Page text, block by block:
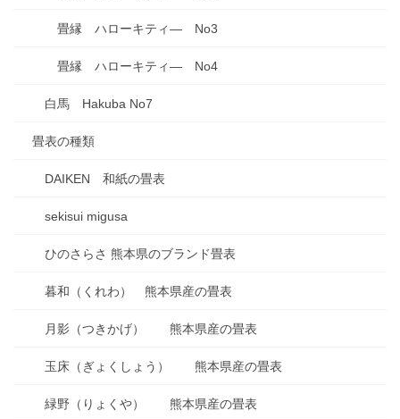
畳縁 ハローキティ― No3
畳縁 ハローキティ― No4
白馬 Hakuba No7
畳表の種類
DAIKEN 和紙の畳表
sekisui migusa
ひのさらさ 熊本県のブランド畳表
暮和（くれわ） 熊本県産の畳表
月影（つきかげ） 熊本県産の畳表
玉床（ぎょくしょう） 熊本県産の畳表
緑野（りょくや） 熊本県産の畳表